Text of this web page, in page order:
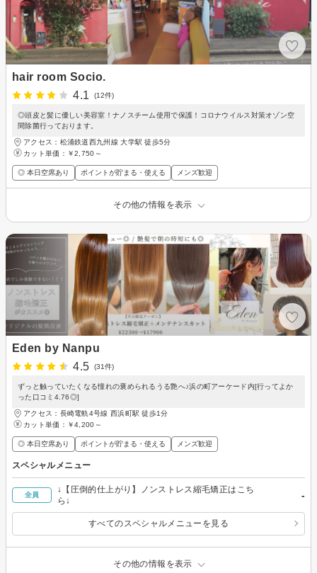
hair room Socio.
4.1
(12件)
◎頭皮と髪に優しい美容室！ナノスチーム使用で保護！コロナウイルス対策オゾン空
間除菌行っております。
アクセス：松浦鉄道西九州線 大学駅 徒歩5分
カット単価： ￥2,750～
◎ 本日空席あり ポイントが貯まる・使える メンズ歓迎
その他の情報を表示
Eden by Nanpu
4.5
(31件)
ずっと触っていたくなる憧れの褒められるうる艶へ♪浜の町アーケード内[行ってよか
った口コミ4.76◎]
アクセス：長崎電軌4号線 西浜町駅 徒歩1分
カット単価： ￥4,200～
◎ 本日空席あり ポイントが貯まる・使える メンズ歓迎
スペシャルメニュー
全員
↓【圧倒的仕上がり】ノンストレス縮毛矯正はこち
ら↓
-
すべてのスペシャルメニューを見る
その他の情報を表示